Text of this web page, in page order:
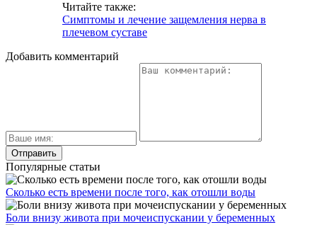
Читайте также:
Симптомы и лечение защемления нерва в
плечевом суставе
Добавить комментарий
Популярные статьи
Сколько есть времени после того, как отошли воды
Боли внизу живота при мочеиспускании у беременных